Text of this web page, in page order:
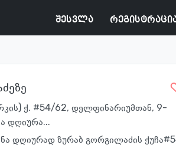
შესვლა
ქ. #54/62, დელფინარიუმთან, 9-
დღიურა...
დღიურად ზურაბ გორგილაძის